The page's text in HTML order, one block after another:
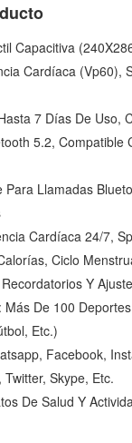
Capacitiva
Cardíaca (Vp60),
7 Días De Uso,
5.2, Compatible
Para Llamadas
Cardíaca 24/7,
Ciclo
Y
Más De 100
Etc.)
Facebook,
Skype, Etc.
De Salud Y